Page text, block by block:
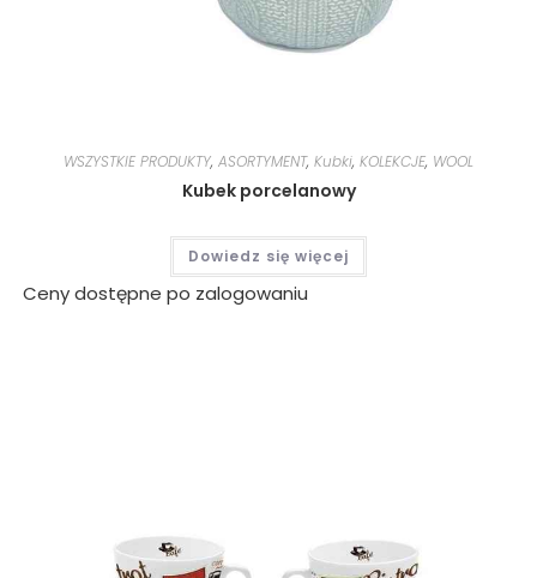
WSZYSTKIE PRODUKTY, ASORTYMENT, Kubki, KOLEKCJE, WOOL
Kubek porcelanowy
Dowiedz się więcej
Ceny dostępne po zalogowaniu